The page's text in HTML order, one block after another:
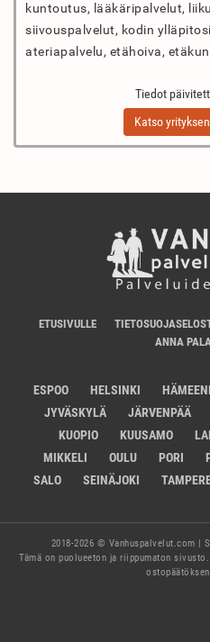
kuntoutus, lääkäripalvelut,
siivouspalvelut, kodin
ateriapalvelu, etähoiva,
Tiedot
Katso
ETUSIVULLE
ANNA
ESPOO HELSINKI
JYVÄSKYLÄ
JÄRVENPÄÄ
KUOPIO
KUUSAMO
MIKKELI
OULU PORI
SALO
SEINÄJOKI
2018-2026 © Vanhuspalvelut.com |
Tämä on puolueeton ja riippumaton